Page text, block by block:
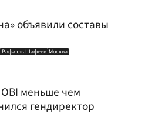
объявили составы
Рафаэль Шафеев Москва
меньше чем
гендиректор